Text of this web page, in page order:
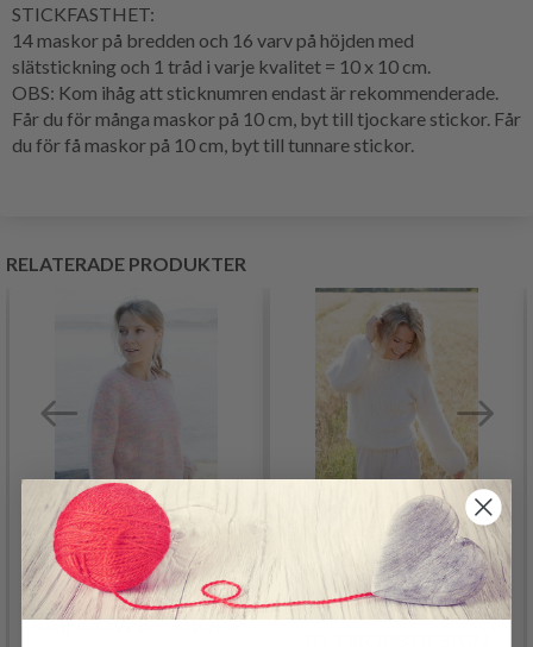
STICKFASTHET:
14 maskor på bredden och 16 varv på höjden med
slätstickning och 1 tråd i varje kvalitet = 10 x 10 cm.
OBS: Kom ihåg att sticknumren endast är rekommenderade.
Får du för många maskor på 10 cm, byt till tjockare stickor. Får
du för få maskor på 10 cm, byt till tunnare stickor.
RELATERADE PRODUKTER
257-15 BLUSHING
RAINBOW BY DROPS
249-11 SWAN GRACE